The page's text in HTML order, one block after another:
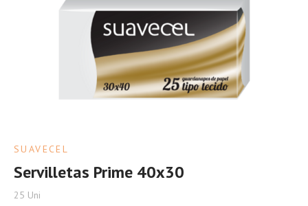
SUAVECEL
Servilletas Prime 40x30
25 Uni